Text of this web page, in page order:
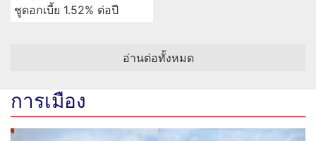
ชูดอกเบี้ย 1.52% ต่อปี
อ่านต่อทั้งหมด
การเมือง